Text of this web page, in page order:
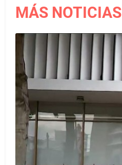
MÁS NOTICIAS